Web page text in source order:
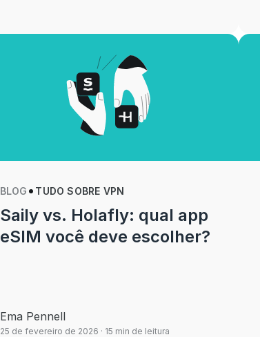
BLOG TUDO SOBRE VPN
Saily vs. Holafly: qual app
eSIM você deve escolher?
Ema Pennell
25 de fevereiro de 2026 · 15 min de leitura